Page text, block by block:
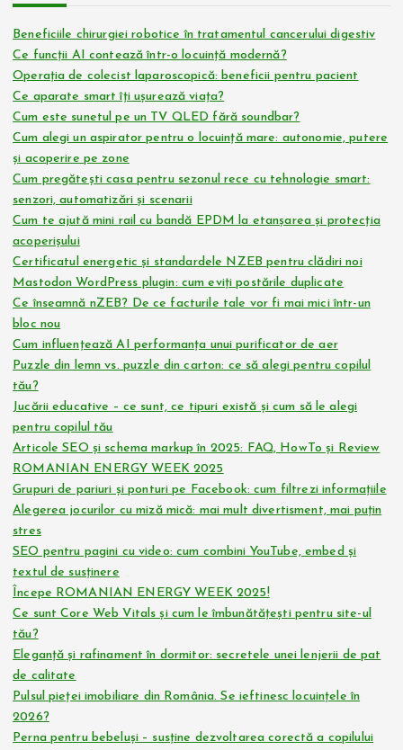
Beneficiile chirurgiei robotice în tratamentul cancerului digestiv
Ce funcții AI contează într-o locuință modernă?
Operația de colecist laparoscopică: beneficii pentru pacient
Ce aparate smart îți ușurează viața?
Cum este sunetul pe un TV QLED fără soundbar?
Cum alegi un aspirator pentru o locuință mare: autonomie, putere
și acoperire pe zone
Cum pregătești casa pentru sezonul rece cu tehnologie smart:
senzori, automatizări și scenarii
Cum te ajută mini rail cu bandă EPDM la etanșarea și protecția
acoperișului
Certificatul energetic și standardele NZEB pentru clădiri noi
Mastodon WordPress plugin: cum eviți postările duplicate
Ce înseamnă nZEB? De ce facturile tale vor fi mai mici într-un
bloc nou
Cum influențează AI performanța unui purificator de aer
Puzzle din lemn vs. puzzle din carton: ce să alegi pentru copilul
tău?
Jucării educative – ce sunt, ce tipuri există și cum să le alegi
pentru copilul tău
Articole SEO și schema markup în 2025: FAQ, HowTo și Review
ROMANIAN ENERGY WEEK 2025
Grupuri de pariuri și ponturi pe Facebook: cum filtrezi informațiile
Alegerea jocurilor cu miză mică: mai mult divertisment, mai puțin
stres
SEO pentru pagini cu video: cum combini YouTube, embed și
textul de susținere
Începe ROMANIAN ENERGY WEEK 2025!
Ce sunt Core Web Vitals și cum le îmbunătățești pentru site-ul
tău?
Eleganță și rafinament în dormitor: secretele unei lenjerii de pat
de calitate
Pulsul pieței imobiliare din România. Se ieftinesc locuințele în
2026?
Perna pentru bebeluși – susține dezvoltarea corectă a copilului